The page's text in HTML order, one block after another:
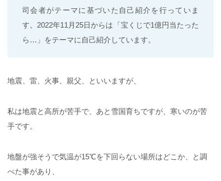
司会者がテーマに基づいた自己紹介を行っていま
す。2022年11月25日からは「宝くじで1億円当たった
ら…」をテーマに自己紹介しています。
地震、雷、火事、親父、といいますが、
私は地震と高所が苦手で、あと雪国育ちですが、寒いのが苦
手です。
地盤が強そうで気温が15℃を下回らない場所はどこか、と調
べた事があり、